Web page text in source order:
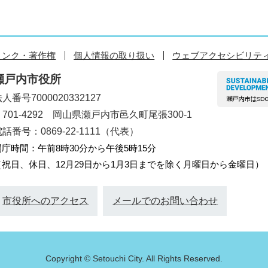
ンク・著作権 個人情報の取り扱い ウェブアクセシビリテ
戸内市役所
人番号7000020332127
701-4292 岡山県瀬戸内市邑久町尾張300-1
話番号：0869-22-1111（代表）
庁時間：午前8時30分から午後5時15分
祝日、休日、12月29日から1月3日までを除く月曜日から金曜日）
市役所へのアクセス メールでのお問い合わせ
Copyright © Setouchi City. All Rights Reserved.